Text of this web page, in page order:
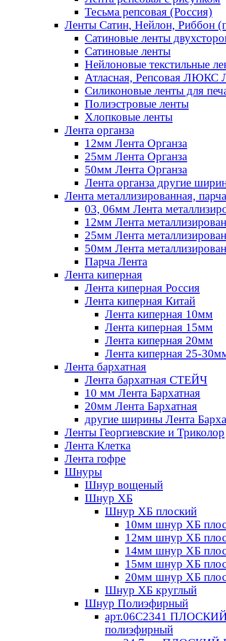
Тесьма репсовая (Россия)
Ленты Сатин, Нейлон, Риббон
Сатиновые ленты
Сатиновые ленты
Нейлоновые текстильные
Атласная, Репсовая ЛЮКС
Силиконовые ленты для
Полиэстровые ленты
Хлопковые ленты
Лента органза
12мм Лента Органза
25мм Лента Органза
50мм Лента Органза
Лента органза другие
Лента металлизированная, парча
03, 06мм Лента
12мм Лента
25мм Лента
50мм Лента
Парча Лента
Лента киперная
Лента киперная Россия
Лента киперная Китай
Лента киперная 10мм
Лента киперная 15мм
Лента киперная 20мм
Лента киперная 25-
Лента бархатная
Лента бархатная СТЕЙЧ
10 мм Лента Бархатная
20мм Лента Бархатная
другие ширины Лента
Ленты Георгиевские и Триколор
Лента Клетка
Лента гофре
Шнуры
Шнур вощеный
Шнур ХБ
Шнур ХБ плоский
10мм шнур ХБ
12мм шнур ХБ
14мм шнур ХБ
15мм шнур ХБ
20мм шнур ХБ
Шнур ХБ круглый
Шнур Полиэфирный
арт.06С2341
полиэфирный